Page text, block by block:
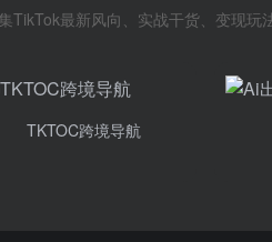
TikTok最新风向、实战干货、变现玩
TKTOC跨境导航